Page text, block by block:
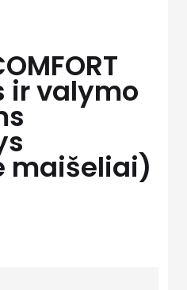
ir valymo
maišeliai)